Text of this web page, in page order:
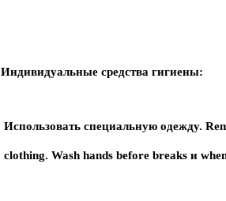
Индивидуальные средства гигиены:
Использовать специальную одежду.
clothing. Wash hands before breaks и